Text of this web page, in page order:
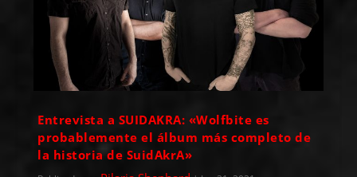
Entrevista a SUIDAKRA: «Wolfbite es
probablemente el álbum más completo de
la historia de SuidAkrA»